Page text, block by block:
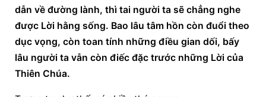
dẫn về đường lành, thì tai người ta sẽ chẳng nghe
được Lời hằng sống. Bao lâu tâm hồn còn đuổi theo
dục vọng, còn toan tính những điều gian dối, bấy
lâu người ta vẫn còn điếc đặc trước những Lời của
Thiên Chúa.